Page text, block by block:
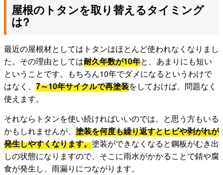
屋根のトタンを取り替えるタイミング
は?
最近の屋根材としてはトタンはほとんど使われなくなりまし
た。その理由としては耐久年数が10年と、あまりにも短い
ということです。もちろん10年でダメになるというわけで
はなく、 7～10年サイクルで再塗装をしておけば、問題なく
使えます。
それならトタンを使い続ければいいのでは、と思う方もいる
かもしれませんが、 塗装を何度も繰り返すとヒビや剥がれが
発生しやすくなります。塗装ができなくなると鋼板がむき出
しの状態になりますので、そこに雨水がかかることで錆や腐
食が発生し、雨漏りにつながります。